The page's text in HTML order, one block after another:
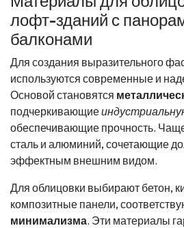
лофт-зданий с
балконами
Для создания выразительного
используются современные и
Основой становятся
подчеркивающие
обеспечивающие прочность.
сталь и алюминий, сочетающие
эффектным внешним видом.
Для облицовки выбирают бетон,
композитные панели,
минимализма. Эти материалы